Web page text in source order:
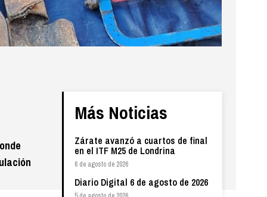
Más Noticias
Zárate avanzó a cuartos de final
en el ITF M25 de Londrina
6 de agosto de 2026
Diario Digital 6 de agosto de 2026